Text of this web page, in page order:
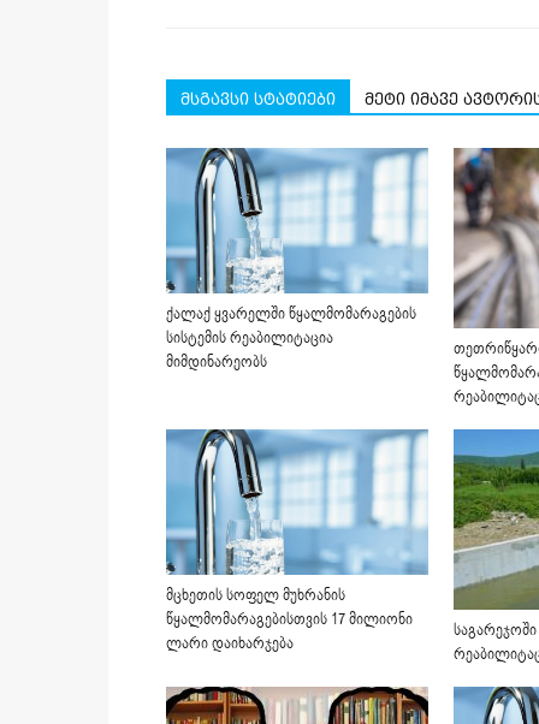
მსგავსი სტატიები მეტი იმავე
ქალაქ ყვარელში წყალმომარაგების
სისტემის რეაბილიტაცია
მიმდინარეობს
მცხეთის სოფელ მუხრანის
წყალმომარაგებისთვის 17 მილიონი
ლარი დაიხარჯება
საგარეჯოში